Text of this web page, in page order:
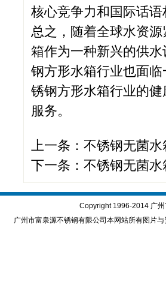
核心竞争力和国际话语
总之，随着全球水资
箱作为一种新兴的供
钢方形水箱行业也面
锈钢方形水箱行业的
服务。
上一条： 不锈钢无菌
下一条： 不锈钢无菌
Copyright 1996-2014 广
广州市富泉源不锈钢有限公司本网站所有图片